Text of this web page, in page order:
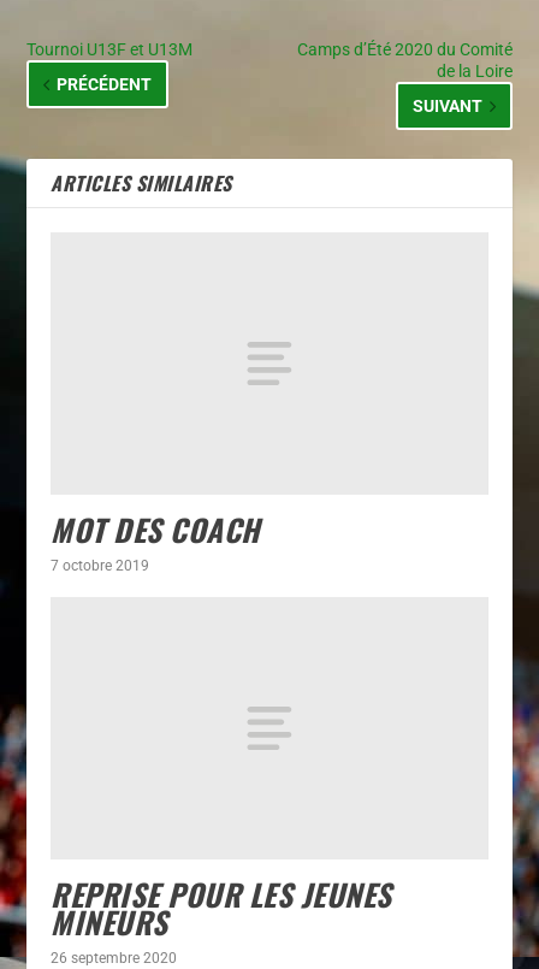
Tournoi U13F et U13M
PRÉCÉDENT
Camps d’Été 2020 du Comité
de la Loire
SUIVANT
ARTICLES SIMILAIRES
MOT DES COACH
7 octobre 2019
REPRISE POUR LES JEUNES
MINEURS
26 septembre 2020